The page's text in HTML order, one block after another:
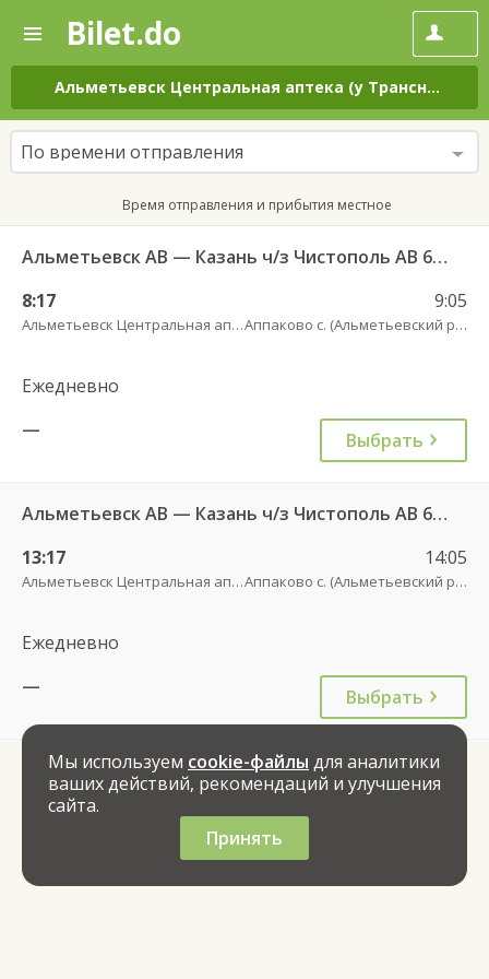
—
Поиск
и
покупка
билетов
на
автобус
онлайн
Bilet.do
Альметьевск Центральная аптека (у Транснефти)
По времени отправления
Время отправления и прибытия местное
Альметьевск АВ — Казань ч/з Чистополь АВ 694
8:17
Альметьевск Центральная аптека (у Транснефти)
9:05
Аппаково с. (Альметьевский район)
Ежедневно
—
Выбрать
Альметьевск АВ — Казань ч/з Чистополь АВ 694
13:17
Альметьевск Центральная аптека (у Транснефти)
14:05
Аппаково с. (Альметьевский район)
Ежедневно
—
Выбрать
Мы используем cookie-файлы для аналитики
ваших действий, рекомендаций и улучшения
сайта.
Принять